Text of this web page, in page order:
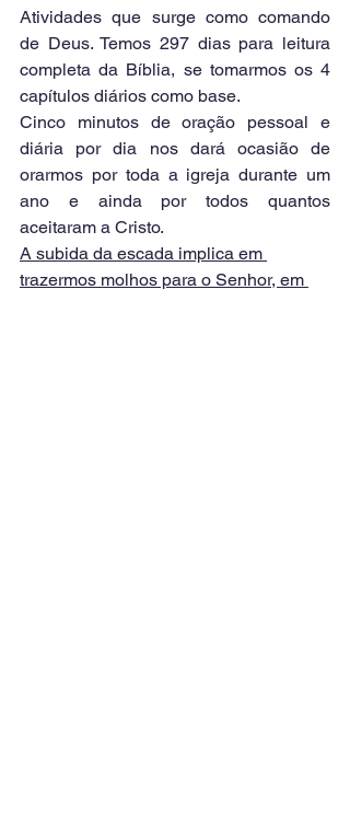
Atividades que surge como comando
de Deus. Temos 297 dias para leitura
completa da Bíblia, se tomarmos os 4
capítulos diários como base.
Cinco minutos de oração pessoal e
diária por dia nos dará ocasião de
orarmos por toda a igreja durante um
ano e ainda por todos quantos
aceitaram a Cristo.
A subida da escada implica em
trazermos molhos para o Senhor, em